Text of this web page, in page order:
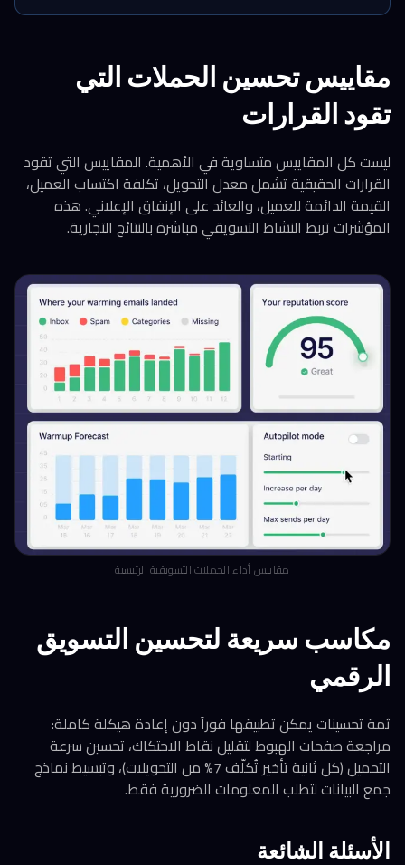
مقاييس تحسين الحملات التي
تقود القرارات
ليست كل المقاييس متساوية في الأهمية. المقاييس التي تقود
القرارات الحقيقية تشمل معدل التحويل، تكلفة اكتساب العميل،
القيمة الدائمة للعميل، والعائد على الإنفاق الإعلاني. هذه
المؤشرات تربط النشاط التسويقي مباشرة بالنتائج التجارية.
مقاييس أداء الحملات التسويقية الرئيسية
مكاسب سريعة لتحسين التسويق
الرقمي
ثمة تحسينات يمكن تطبيقها فوراً دون إعادة هيكلة كاملة:
مراجعة صفحات الهبوط لتقليل نقاط الاحتكاك، تحسين سرعة
التحميل (كل ثانية تأخير تُكلّف 7% من التحويلات)، وتبسيط نماذج
جمع البيانات لتطلب المعلومات الضرورية فقط.
الأسئلة الشائعة